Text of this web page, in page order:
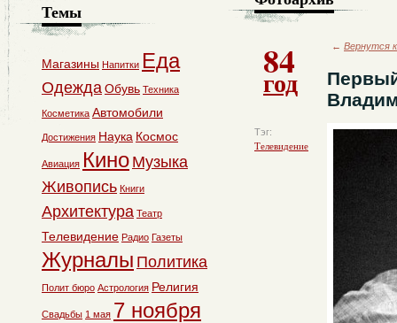
84
год
Тэг:
Телевидение
← Вернутся
Темы
Магазины Напитки Еда
ОдеждаОбувь Техника
Косметика Автомобили
Достижения Наука Космос
Авиация Кино Музыка
Живопись Книги
Архитектура Театр
Телевидение Радио Газеты
Журналы Политика
Полит бюро Астрология Религия
Свадьбы 1 мая 7 ноября